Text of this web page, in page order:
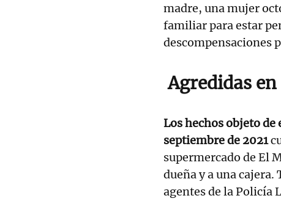
madre, una mujer
familiar para estar
descompensaciones
Agredidas
Los hechos objeto
septiembre de 2021
supermercado de El
dueña y a una
agentes de la Policía